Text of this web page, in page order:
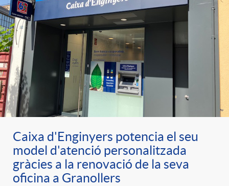
Caixa d'Enginyers potencia el seu
model d'atenció personalitzada
gràcies a la renovació de la seva
oficina a Granollers